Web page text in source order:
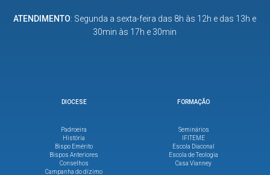
ATENDIMENTO: Segunda a sexta-feira das 8h às 12h e das 13h e
30min às 17h e 30min
DIOCESE
Padroeira
História
Bispo Emérito
Bispos Anteriores
Conselhos
Campanha do dízimo
FORMAÇÃO
Seminários
IFITEME
Escola Diaconal
Escola de Teologia
Casa Vianney